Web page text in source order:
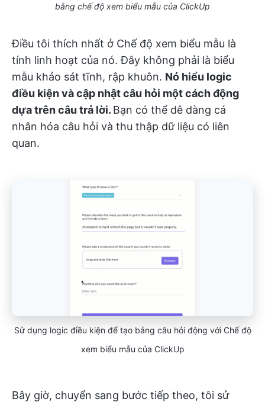
bằng chế độ xem biểu mẫu của ClickUp
Điều tôi thích nhất ở Chế độ xem biểu mẫu là
tính linh hoạt của nó. Đây không phải là biểu
mẫu khảo sát tĩnh, rập khuôn. Nó hiểu logic
điều kiện và cập nhật câu hỏi một cách động
dựa trên câu trả lời. Bạn có thể dễ dàng cá
nhân hóa câu hỏi và thu thập dữ liệu có liên
quan.
Sử dụng logic điều kiện để tạo bảng câu hỏi động với Chế độ
xem biểu mẫu của ClickUp
Bây giờ, chuyển sang bước tiếp theo, tôi sử